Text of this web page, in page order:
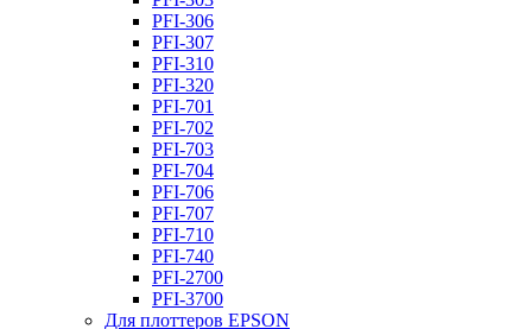
PFI-306
PFI-307
PFI-310
PFI-320
PFI-701
PFI-702
PFI-703
PFI-704
PFI-706
PFI-707
PFI-710
PFI-740
PFI-2700
PFI-3700
Для плоттеров EPSON